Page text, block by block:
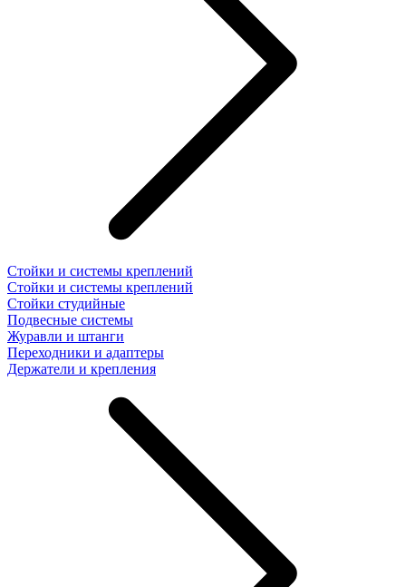
Стойки и системы креплений
Стойки и системы креплений
Стойки студийные
Подвесные системы
Журавли и штанги
Переходники и адаптеры
Держатели и крепления